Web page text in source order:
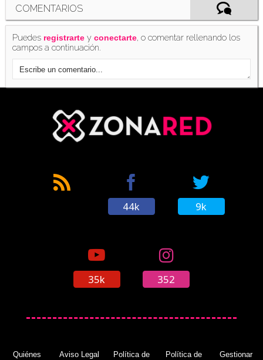
COMENTARIOS
Puedes registrarte yconectarte, o comentar rellenando los
campos a continuación.
44k 9k
35k 352
Quiénes
Aviso Legal
Política de
Política de
Gestionar